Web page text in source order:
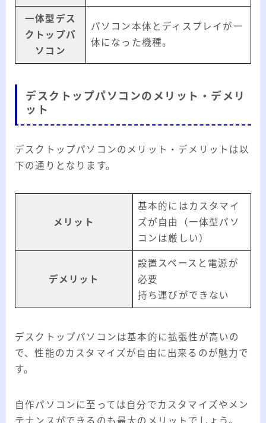
一体型デス
クトップパ
ソコン
パソコン本体とディスプレイが一
体になった機種。
デスクトップパソコンのメリット・デメリ
ット
デスクトップパソコンのメリット・デメリットは以
下の通りとなります。
メリット
基本的にはカスタマイ
ズが自由（一体型パソ
コンは厳しい）
デメリット
設置スペースと電源が
必要
持ち運びができない
デスクトップパソコンは基本的に拡張性が高いの
で、性能のカスタマイズが自由に出来るのが魅力で
す。
自作パソコンに至っては自分でカスタマイズやメン